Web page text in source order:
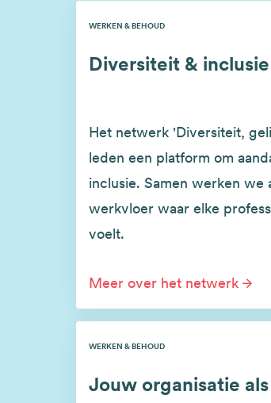
Diversiteit & inclusie
WERKEN & BEHOUD
Het netwerk 'Diversiteit,
leden een platform om
inclusie. Samen werken we
werkvloer waar elke
voelt.
Meer over het netwerk
Jouw organisatie
WERKEN & BEHOUD